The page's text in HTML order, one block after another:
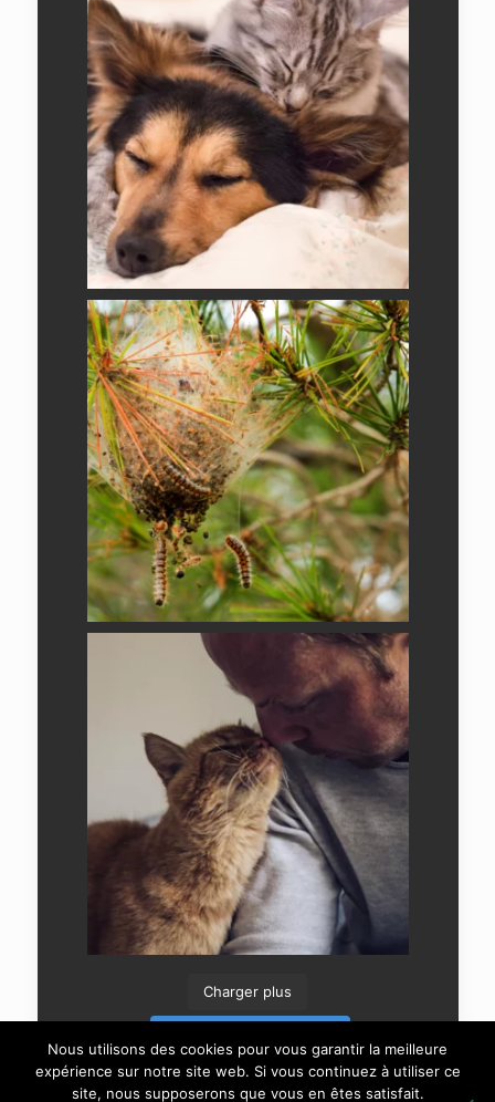
Charger plus
Nous utilisons des cookies pour vous garantir la meilleure
expérience sur notre site web. Si vous continuez à utiliser ce
site, nous supposerons que vous en êtes satisfait.